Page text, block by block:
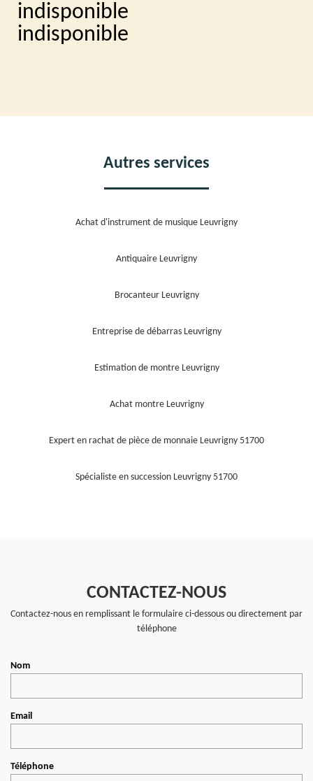
indisponible
indisponible
Autres services
Achat d'instrument de musique Leuvrigny
Antiquaire Leuvrigny
Brocanteur Leuvrigny
Entreprise de débarras Leuvrigny
Estimation de montre Leuvrigny
Achat montre Leuvrigny
Expert en rachat de pièce de monnaie Leuvrigny 51700
Spécialiste en succession Leuvrigny 51700
CONTACTEZ-NOUS
Contactez-nous en remplissant le formulaire ci-dessous ou directement par
téléphone
Nom
Email
Téléphone